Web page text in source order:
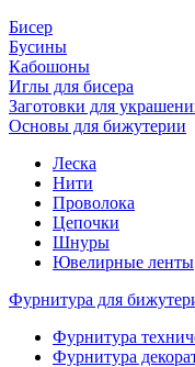
Бисер
Бусины
Кабошоны
Иглы для бисера
Заготовки для
Основы для бижутерии
Леска
Нити
Проволока
Цепочки
Шнуры
Ювелирные ленты
Фурнитура для
Фурнитура
Фурнитура